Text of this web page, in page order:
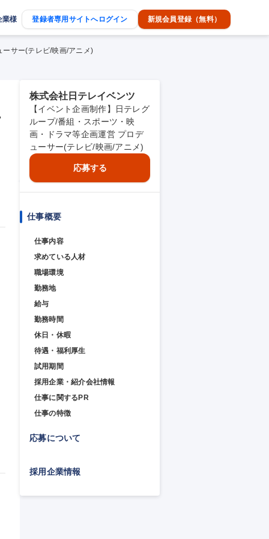
業様 登録者専用サイトへログイン 新規会員登録（無料）
サー(テレビ/映画/アニメ)
株式会社日テレイベンツ
【イベント企画制作】日テレグ
ループ/番組・スポーツ・映
画・ドラマ等企画運営 プロデ
ューサー(テレビ/映画/アニメ)
応募する
仕事概要
仕事内容
求めている人材
職場環境
勤務地
給与
勤務時間
休日・休暇
待遇・福利厚生
試用期間
採用企業・紹介会社情報
仕事に関するPR
仕事の特徴
応募について
採用企業情報